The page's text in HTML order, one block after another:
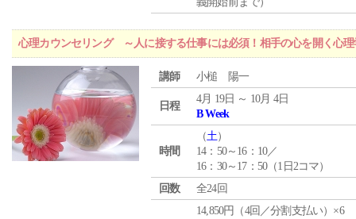
心理カウンセリング ～人に接する仕事には必須！相手の心を開く心理
講師 小槌 陽一
日程
4月 19日 ～ 10月 4日
B Week
時間
（土）
14：50～16：10／
16：30～17：50（1日2コマ）
回数
全24回
14,850円（4回／分割支払い）×6